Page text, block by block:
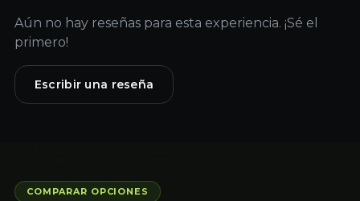
Aún no hay reseñas para esta experiencia. ¡Sé el
primero!
Escribir una reseña
COMPARAR OPCIONES